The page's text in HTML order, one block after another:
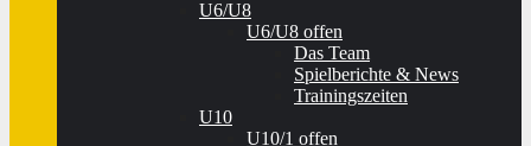
U6/U8
U6/U8 offen
Das Team
Spielberichte & News
Trainingszeiten
U10
U10/1 offen